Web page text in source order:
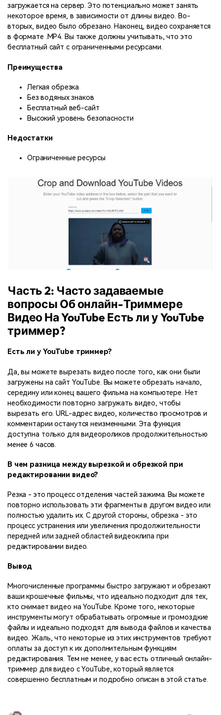
загружается на сервер. Это потенциально может занять
некоторое время, в зависимости от длины видео. Во-
вторых, видео было обрезано. Наконец, видео сохраняется
в формате .MP4. Вы также должны учитывать, что это
бесплатный сайт с ограниченными ресурсами.
Преимущества
Легкая обрезка
Без водяных знаков
Бесплатный веб-сайт
Высокий уровень безопасности
Недостатки
Ограниченные ресурсы
Часть 2: Часто задаваемые
вопросы Об онлайн-Триммере
Видео На YouTube Есть ли у YouTube
триммер?
Есть ли у YouTube триммер?
Да, вы можете вырезать видео после того, как они были
загружены на сайт YouTube. Вы можете обрезать начало,
середину или конец вашего фильма на компьютере. Нет
необходимости повторно загружать видео, чтобы
вырезать его. URL-адрес видео, количество просмотров и
комментарии останутся неизменными. Эта функция
доступна только для видеороликов продолжительностью
менее 6 часов.
В чем разница между вырезкой и обрезкой при
редактировании видео?
Резка - это процесс отделения частей зажима. Вы можете
повторно использовать эти фрагменты в другом видео или
полностью удалить их. С другой стороны, обрезка - это
процесс устранения или увеличения продолжительности
передней или задней областей видеоклипа при
редактировании видео.
Вывод
Многочисленные программы быстро загружают и обрезают
ваши крошечные фильмы, что идеально подходит для тех,
кто снимает видео на YouTube. Кроме того, некоторые
инструменты могут обрабатывать огромные и громоздкие
файлы и идеально подходят для вывода файлов и качества
видео. Жаль, что некоторые из этих инструментов требуют
оплаты за доступ к их дополнительным функциям
редактирования. Тем не менее, у вас есть отличный онлайн-
триммер для видео с YouTube, который является
совершенно бесплатным и подробно описан в этой статье.